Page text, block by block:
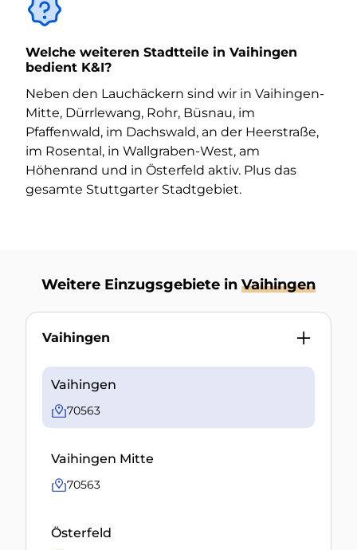
Welche weiteren Stadtteile in Vaihingen
bedient K&I?
Neben den Lauchäckern sind wir in Vaihingen-
Mitte, Dürrlewang, Rohr, Büsnau, im
Pfaffenwald, im Dachswald, an der Heerstraße,
im Rosental, in Wallgraben-West, am
Höhenrand und in Österfeld aktiv. Plus das
gesamte Stuttgarter Stadtgebiet.
Weitere Einzugsgebiete in Vaihingen
Vaihingen
Vaihingen
70563
Vaihingen Mitte
70563
Österfeld